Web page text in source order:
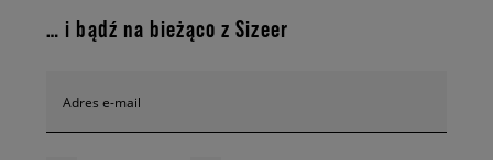
… i bądź na bieżąco z Sizeer
Adres e-mail